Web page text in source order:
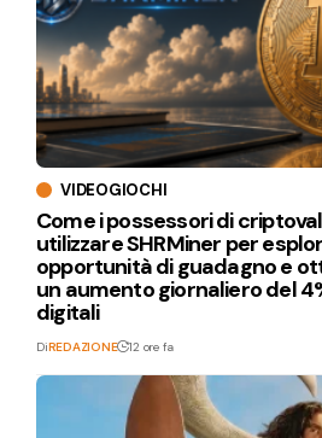
VIDEOGIOCHI
Come i possessori di
utilizzare SHRMiner per
opportunità di guadagno e
un aumento giornaliero del
digitali
DiREDAZIONE 12 ore fa